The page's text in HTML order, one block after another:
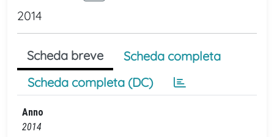
2014
Scheda breve
Scheda completa
Scheda completa (DC)
Anno
2014